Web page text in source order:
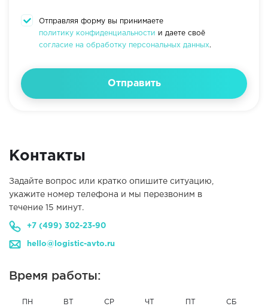
Контакты
Задайте вопрос или кратко опишите ситуацию,
укажите номер телефона и мы перезвоним в
течение 15 минут.
+7 (499) 302-23-90
hello@logistic-avto.ru
Время работы:
ПН ВТ СР ЧТ СБ
Отправляя форму вы принимаете
политику конфиденциальности и даете своё
согласие на обработку персональных данных.
Отправить